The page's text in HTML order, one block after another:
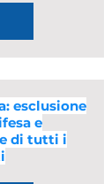
esclusione
e
di tutti i